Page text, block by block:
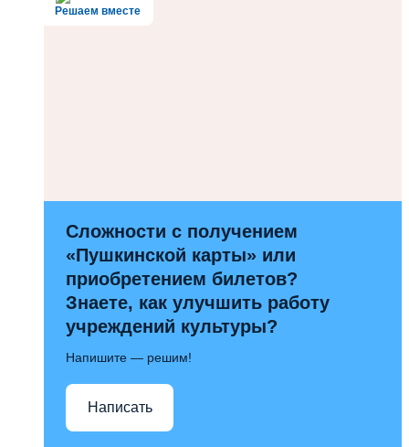
Решаем вместе
Сложности с получением
«Пушкинской карты» или
приобретением билетов?
Знаете, как улучшить работу
учреждений культуры?
Напишите — решим!
Написать